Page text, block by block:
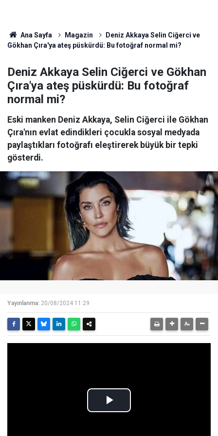
Ana Sayfa Magazin
Deniz Akkaya Selin Ciğerci ve
Gökhan Çıra'ya ateş püskürdü: Bu fotoğraf normal mi?
Deniz Akkaya Selin Ciğerci ve Gökhan
Çıra'ya ateş püskürdü: Bu fotoğraf
normal mi?
Eski manken Deniz Akkaya, Selin Ciğerci ile Gökhan
Çıra'nın evlat edindikleri çocukla sosyal medyada
paylaştıkları fotoğrafı eleştirerek büyük bir tepki
gösterdi.
Yayınlanma: 20/08/2024 11:29